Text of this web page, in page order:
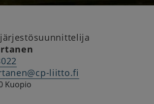
liitto.fi
Kuopio